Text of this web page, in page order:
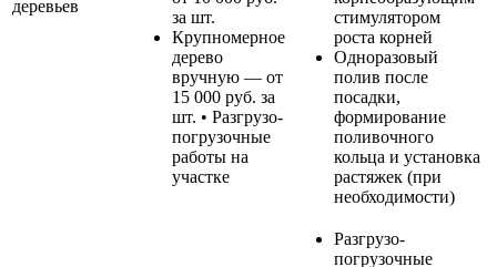
деревьев
за шт.
Крупномерное
дерево
вручную — от
15 000 руб. за
шт. • Разгрузо-
погрузочные
работы на
участке
стимулятором
роста корней
Одноразовый
полив после
посадки,
формирование
поливочного
кольца и установка
растяжек (при
необходимости)
Разгрузо-
погрузочные